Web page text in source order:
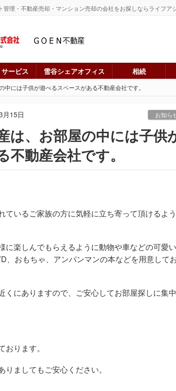
理・不動産売却・マンション売却の会社をお探しならライフア
ービス 雪谷シェアオフィス 相続
中には子供が遊べるスペースがある不動産会社です。
月15日 お知ら
は、お部屋の中には子供
動産会社です。
ているご家族の方に気軽に立ち寄って頂けるよ
に楽しんでもらえるように動物や車などの可愛
、おもちゃ、アンパンマンの本などを用意して
くにありますので、ご安心してお部屋探しに集
ります。
ましてもご安心ください。